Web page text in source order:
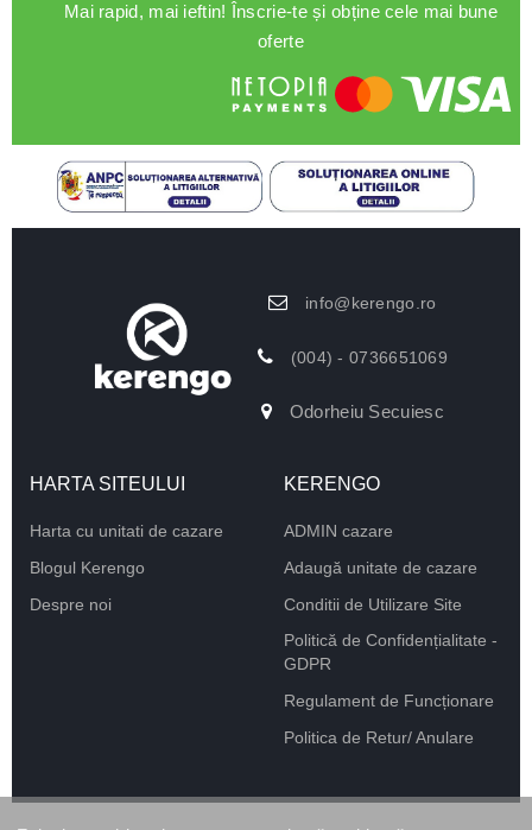
Mai rapid, mai ieftin! Înscrie-te și obține cele mai bune
oferte
info@kerengo.ro
(004) - 0736651069
Odorheiu Secuiesc
HARTA SITEULUI
Harta cu unitati de cazare
Blogul Kerengo
Despre noi
KERENGO
ADMIN cazare
Adaugă unitate de cazare
Conditii de Utilizare Site
Politică de Confidențialitate -
GDPR
Regulament de Funcționare
Politica de Retur/ Anulare